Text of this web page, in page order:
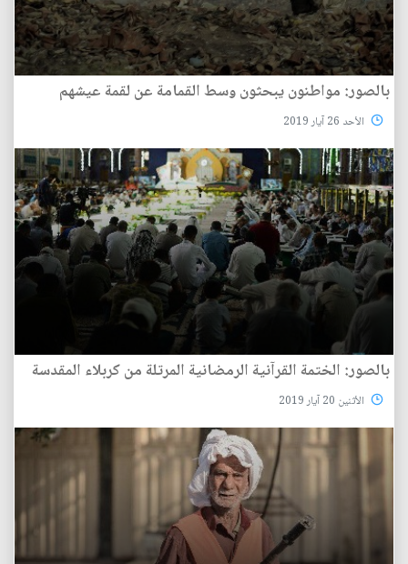
بالصور: مواطنون يبحثون وسط القمامة عن لقمة عيشهم
الأحد 26 آيار 2019
بالصور: الختمة القرآنية الرمضانية المرتلة من کربلاء المقدسة
الأثنين 20 آيار 2019